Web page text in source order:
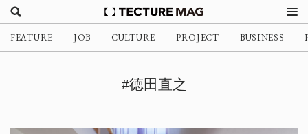
FEATURE JOB CULTURE PROJECT BUSINESS
#徳田直之